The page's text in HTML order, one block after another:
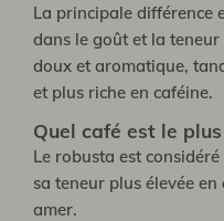
La principale différence
dans le goût et la teneur
doux et aromatique,
et plus riche en caféine.
Quel café est le
Le robusta est
sa teneur plus élevée
amer.